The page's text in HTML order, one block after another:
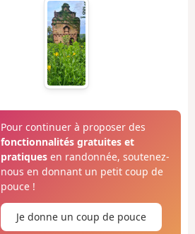
Pour continuer à proposer des
fonctionnalités gratuites et
pratiquesen randonnée, soutenez-
nous en donnant un petit coup de
pouce !
Je donne un coup de pouce